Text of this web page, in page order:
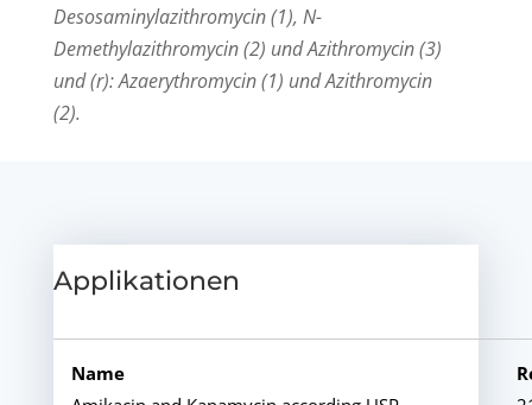
Desosaminylazithromycin (1), N-
Demethylazithromycin (2) und Azithromycin (3)
und (r): Azaerythromycin (1) und Azithromycin
(2).
Applikationen